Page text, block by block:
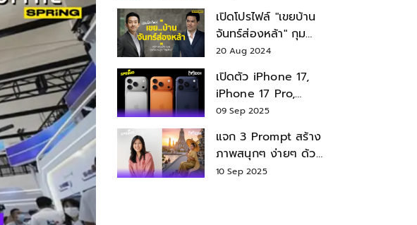
เปิดโปรไฟล์ "เขยบ้าน
จันทร์ส่องหล้า" กุม
บังเหียนธุรกิจตระกูล
"ชินวัตร"
20 Aug 2024
เปิดตัว iPhone 17,
iPhone 17 Pro,
iPhone 17 Air สเปค
09 Sep 2025
แจก 3 Prompt สร้าง
ภาพสนุกๆ ง่ายๆ ด้วย
Nano Banana ใน
10 Sep 2025